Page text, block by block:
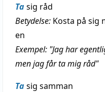
Tasig råd
Betydelse: Kosta på sig
en
Exempel: "Jag har
men jag får ta mig råd"
Tasig samman